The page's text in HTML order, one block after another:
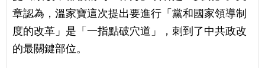
章認為，溫家寶這次提出要進行「黨和國家領導制
度的改革」是「一指點破穴道」，刺到了中共政改
的最關鍵部位。